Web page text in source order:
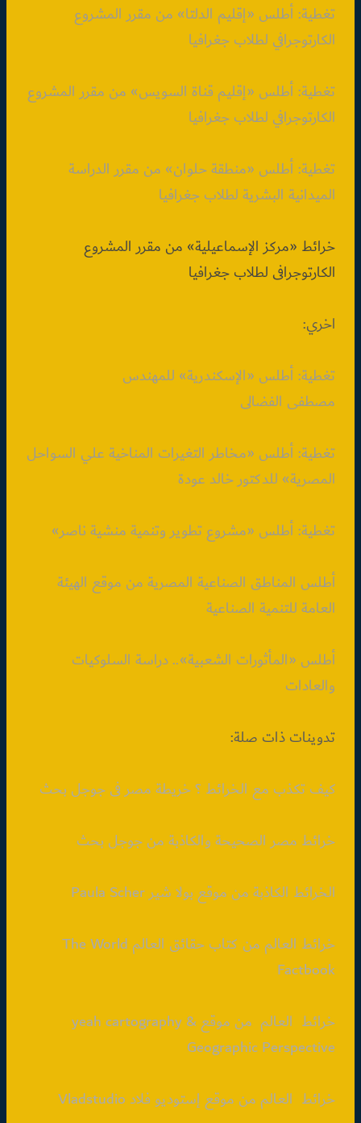
تغطية: أطلس «إقليم الدلتا» من مقرر المشروع
الكارتوجرافي لطلاب جغرافيا
تغطية: أطلس «إقليم قناة السويس» من مقرر المشروع
الكارتوجرافي لطلاب جغرافيا
تغطية: أطلس «منطقة حلوان» من مقرر الدراسة
الميدانية البشرية لطلاب جغرافيا
خرائط «مركز الإسماعيلية» من مقرر المشروع
الكارتوجرافى لطلاب جغرافيا
اخري:
تغطية: أطلس «الإسكندرية» للمهندس
مصطفى الفضالى
تغطية: أطلس «مخاطر التغيرات المناخية علي السواحل
المصرية» للدكتور خالد عودة
تغطية: أطلس «مشروع تطوير وتنمية منشية ناصر»
أطلس المناطق الصناعية المصرية من موقع الهيئة
العامة للتنمية الصناعية
أطلس «المأثورات الشعبية».. دراسة السلوكيات
والعادات
تدوينات ذات صلة:
كيف تكذب مع الخرائط ؟ خريطة مصر فى جوجل بحث
خرائط مصر الصحيحة والكاذبة من جوجل بحث
الخرائط الكاذبة من موقع بولا شير Paula Scher
خرائط العالم من كتاب حقائق العالم The World
Factbook
خرائط العالم من موقع yeah cartography &
Geographic Perspective
خرائط العالم من موقع إستوديو فلاد Vladstudio